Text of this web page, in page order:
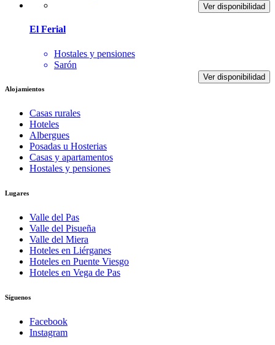
Ver disponibilidad
El Ferial
Hostales y pensiones
Sarón
Ver disponibilidad
Alojamientos
Casas rurales
Hoteles
Albergues
Posadas u Hosterias
Casas y apartamentos
Hostales y pensiones
Lugares
Valle del Pas
Valle del Pisueña
Valle del Miera
Hoteles en Liérganes
Hoteles en Puente Viesgo
Hoteles en Vega de Pas
Síguenos
Facebook
Instagram